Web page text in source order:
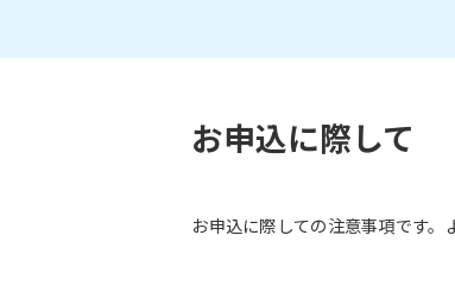
お申込に際して
お申込に際しての注意事項です。